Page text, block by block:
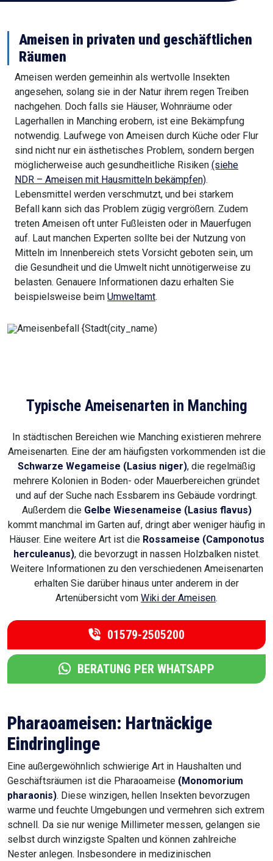
Ameisen in privaten und geschäftlichen
Räumen
Ameisen werden gemeinhin als wertvolle Insekten
angesehen, solang sie in der Natur ihrem regen Treiben
nachgehen. Doch falls sie Häuser, Wohnräume oder
Lagerhallen in Manching erobern, ist eine Bekämpfung
notwendig. Laufwege von Ameisen durch Küche oder Flur
sind nicht nur ein ästhetisches Problem, sondern bergen
möglicherweise auch gesundheitliche Risiken (siehe
NDR – Ameisen mit Hausmitteln bekämpfen).
Lebensmittel werden verschmutzt, und bei starkem
Befall kann sich das Problem zügig vergrößern. Zudem
treten Ameisen oft unter Fußleisten oder in Mauerfugen
auf. Laut manchen Experten sollte bei der Nutzung von
Mitteln im Innenbereich stets Vorsicht geboten sein, um
die Gesundheit und die Umwelt nicht unnötigerweise zu
belasten. Genauere Informationen dazu erhalten Sie
beispielsweise beim Umweltamt.
Typische Ameisenarten in Manching
In städtischen Bereichen wie Manching existieren mehrere
Ameisenarten. Eine der am häufigsten vorkommenden ist die
Schwarze Wegameise (Lasius niger), die regelmäßig
mehrere Kolonien in Boden- oder Mauerbereichen gründet
und auf der Suche nach Essbarem ins Gebäude vordringt.
Außerdem die Gelbe Wiesenameise (Lasius flavus)
kommt manchmal im Garten auf, dringt aber weniger häufig in
Häuser. Eine weitere Art ist die Rossameise (Camponotus
herculeanus), die bevorzugt in nassen Holzbalken nistet.
Weitere Informationen zu den verschiedenen Ameisenarten
erhalten Sie darüber hinaus unter anderem in der
Artenübersicht vom Wiki der Ameisen.
01579-2505200
BERATUNG PER WHATSAPP
Pharaoameisen: Hartnäckige
Eindringlinge
Eine außergewöhnlich schwierige Art in Haushalten und
Geschäftsräumen ist die Pharaoameise (Monomorium
pharaonis). Diese winzigen, hellen Insekten bevorzugen
warme und feuchte Umgebungen und vermehren sich extrem
schnell. Da sie nur wenige Millimeter messen, gelangen sie
selbst durch winzigste Spalten und können zahlreiche
Nester anlegen. Insbesondere in medizinischen